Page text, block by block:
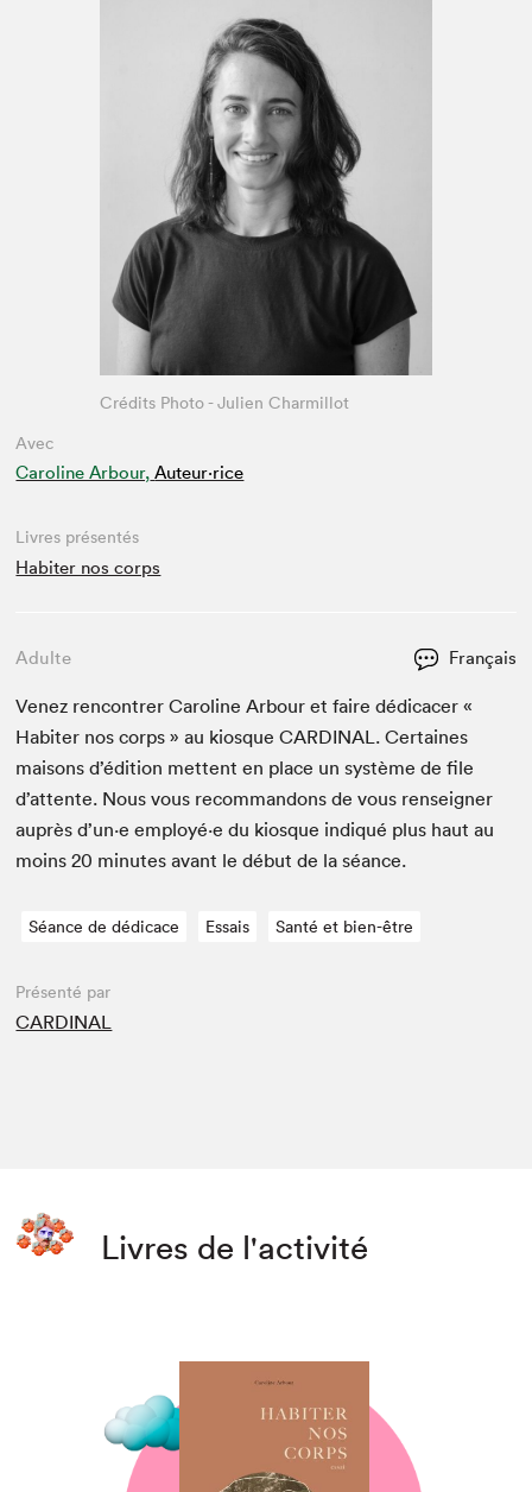
Avec
Caroline Arbour, Auteur·rice
Crédits Photo - Julien Charmillot
Livres présentés
Habiter nos corps
Adulte Français
Venez ren­con­tr­er Car­o­line Arbour et faire dédi­cac­er «
Habiter nos corps » au kiosqueCAR­DI­NAL. Cer­taines
maisons d’édi­tion met­tent en place un sys­tème de file
d’at­tente. Nous vous recom­man­dons de vous ren­seign­er
auprès d’un·e employé·e du kiosque indiqué plus haut au
moins20 min­utes avant le début de la séance.
Séance de dédicace Essais Santé et bien-être
Présenté par
CARDINAL
Livres de l'activité